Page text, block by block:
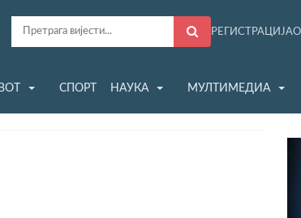
РЕГИСТРАЦИЈА
СПОРТ НАУКА МУЛТИМЕДИА